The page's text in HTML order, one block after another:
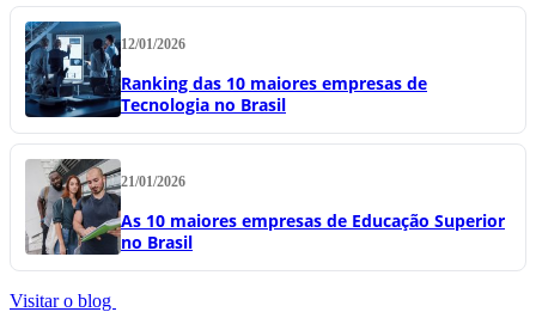
12/01/2026
Ranking das 10 maiores empresas de
Tecnologia no Brasil
21/01/2026
As 10 maiores empresas de Educação Superior
no Brasil
Visitar o blog